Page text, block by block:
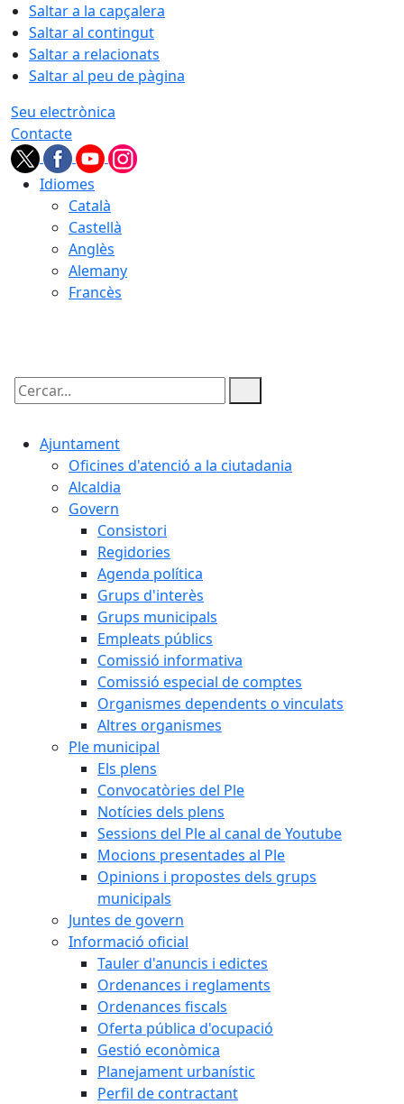
Saltar a la capçalera
Saltar al contingut
Saltar a relacionats
Saltar al peu de pàgina
Seu electrònica
Contacte
Idiomes
Català
Castellà
Anglès
Alemany
Francès
Cercar:
Ajuntament
Oficines d'atenció a la ciutadania
Alcaldia
Govern
Consistori
Regidories
Agenda política
Grups d'interès
Grups municipals
Empleats públics
Comissió informativa
Comissió especial de comptes
Organismes dependents o vinculats
Altres organismes
Ple municipal
Els plens
Convocatòries del Ple
Notícies dels plens
Sessions del Ple al canal de Youtube
Mocions presentades al Ple
Opinions i propostes dels grups
municipals
Juntes de govern
Informació oficial
Tauler d'anuncis i edictes
Ordenances i reglaments
Ordenances fiscals
Oferta pública d'ocupació
Gestió econòmica
Planejament urbanístic
Perfil de contractant